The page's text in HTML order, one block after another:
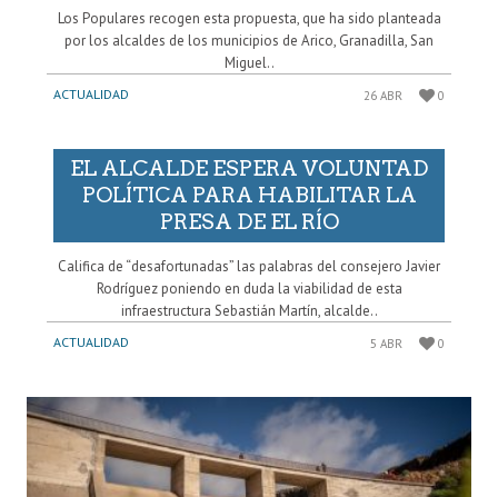
Los Populares recogen esta propuesta, que ha sido planteada
por los alcaldes de los municipios de Arico, Granadilla, San
Miguel..
ACTUALIDAD 26 ABR 0
EL ALCALDE ESPERA VOLUNTAD
POLÍTICA PARA HABILITAR LA
PRESA DE EL RÍO
Califica de “desafortunadas” las palabras del consejero Javier
Rodríguez poniendo en duda la viabilidad de esta
infraestructura Sebastián Martín, alcalde..
ACTUALIDAD 5 ABR 0